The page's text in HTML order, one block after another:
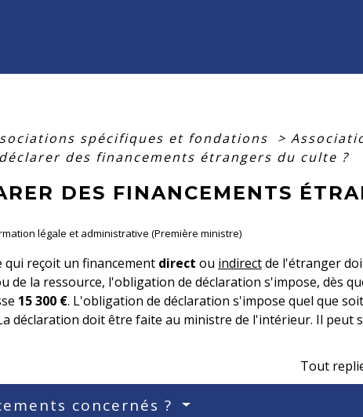
spécifiques et fondations >
des financements étrangers du culte ?
DES FINANCEMENTS
légale et administrative (Première ministre)
qui reçoit un financement direct ou indirectde l'étranger
de la ressource, l'obligation de déclaration s'impose, dès
15 300 €. L'obligation de déclaration s'impose quel que
déclaration doit être faite au ministre de l'intérieur. Il peut
Tout
concernés ?